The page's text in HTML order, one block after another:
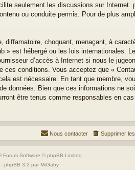
seulement les discussions sur Internet.
ou conduite permis. Pour de plus
choquant, menaçant, à
» est hébergé ou les lois internationales.
d’accès à Internet si nous le
conditions. Vous acceptez que «
est nécessaire. En tant que membre,
données. Bien que ces informations ne
être tenus comme responsables en
Supprimer
Nous contacter
Forum Software © phpBB Limited
- phpBB 3.2 par MrGaby